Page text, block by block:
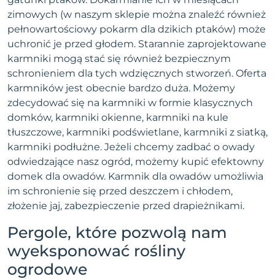
zimowych (w naszym sklepie można znaleźć również
pełnowartościowy pokarm dla dzikich ptaków) może
uchronić je przed głodem. Starannie zaprojektowane
karmniki mogą stać się również bezpiecznym
schronieniem dla tych wdzięcznych stworzeń. Oferta
karmników jest obecnie bardzo duża. Możemy
zdecydować się na karmniki w formie klasycznych
domków, karmniki okienne, karmniki na kule
tłuszczowe, karmniki podświetlane, karmniki z siatką,
karmniki podłużne. Jeżeli chcemy zadbać o owady
odwiedzające nasz ogród, możemy kupić efektowny
domek dla owadów. Karmnik dla owadów umożliwia
im schronienie się przed deszczem i chłodem,
złożenie jaj, zabezpieczenie przed drapieżnikami.
Pergole, które pozwolą nam
wyeksponować rośliny
ogrodowe